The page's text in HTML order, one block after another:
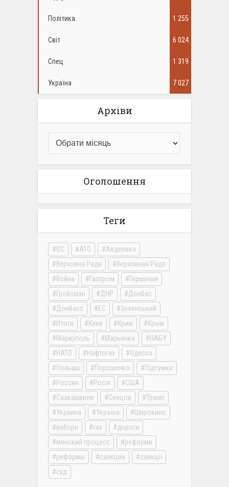
Політика 1 255
Світ 6 024
Спец 1 319
Україна 7 027
Архіви
Оголошення
Теги
ЄС АТО
Авдеевка
Верховна Рада
Верховная Рада
Война
Газпром
Германия
Гройсман
ДНР
Донбас
Донбасс
ЕС
Зеленський
Итоги
Киев Крим
Крым
Мариуполь
Марьинка
НАБУ
НАТО
Нафтогаз
Одесса
Польша
Порошенко
Підсумки
Россия
Росія
США
Саакашвили
Сенцов
Трамп
Украина
Україна
Широкино
вибори
газ
дороги
минский процесс
реформи
реформы
санкции
санкції
суд